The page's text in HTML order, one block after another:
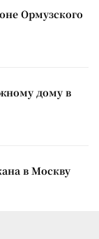
Ормузского
дому в
в Москву